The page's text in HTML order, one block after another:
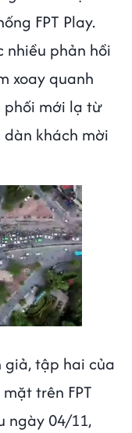
FPT Play.
nhiều phản hồi
xoay quanh
mới lạ từ
khách mời
giả, tập hai của
trên FPT
ngày 04/11,